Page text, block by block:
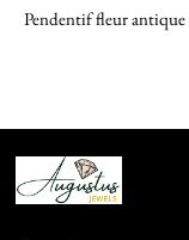
Pendentif fleur antique